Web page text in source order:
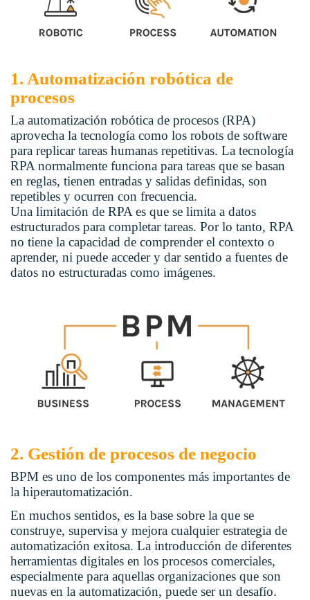
1. Automatización robótica de
procesos
La automatización robótica de procesos (RPA)
aprovecha la tecnología como los robots de software
para replicar tareas humanas repetitivas. La tecnología
RPA normalmente funciona para tareas que se basan
en reglas, tienen entradas y salidas definidas, son
repetibles y ocurren con frecuencia.
Una limitación de RPA es que se limita a datos
estructurados para completar tareas. Por lo tanto, RPA
no tiene la capacidad de comprender el contexto o
aprender, ni puede acceder y dar sentido a fuentes de
datos no estructuradas como imágenes.
2. Gestión de procesos de negocio
BPM es uno de los componentes más importantes de
la hiperautomatización.
En muchos sentidos, es la base sobre la que se
construye, supervisa y mejora cualquier estrategia de
automatización exitosa. La introducción de diferentes
herramientas digitales en los procesos comerciales,
especialmente para aquellas organizaciones que son
nuevas en la automatización, puede ser un desafío.